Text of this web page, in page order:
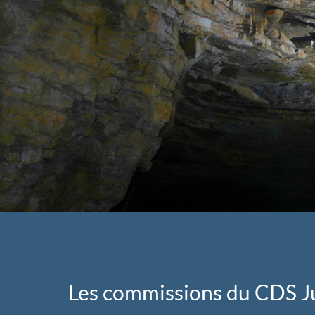
Les commissions du CDS